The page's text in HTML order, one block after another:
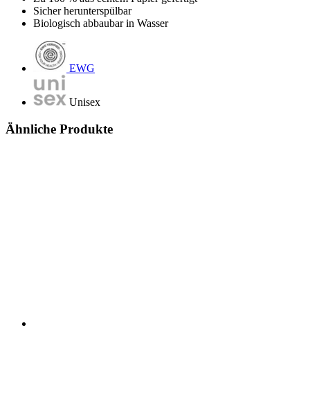
Sicher herunterspülbar
Biologisch abbaubar in Wasser
EWG
Unisex
Ähnliche Produkte